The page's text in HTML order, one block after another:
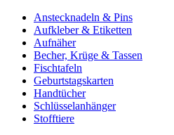
Anstecknadeln & Pins
Aufkleber & Etiketten
Aufnäher
Becher, Krüge & Tassen
Fischtafeln
Geburtstagskarten
Handtücher
Schlüsselanhänger
Stofftiere